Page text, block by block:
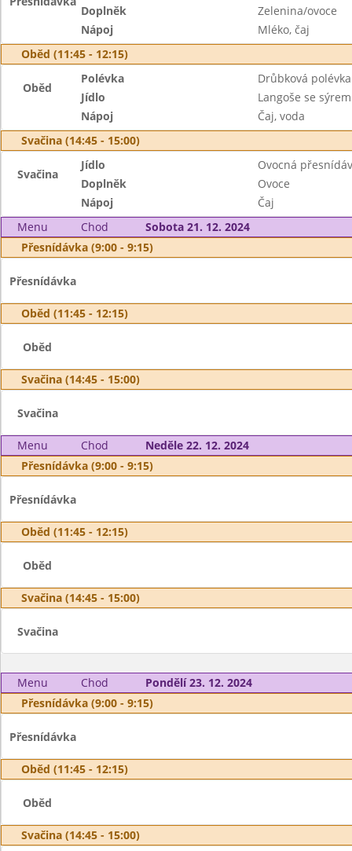
Doplněk
Zelenina/ovoce
Nápoj
Mléko, čaj
Oběd (11:45 - 12:15)
Oběd
Polévka
Drůbková polévka
Jídlo
Langoše se sýrem
Nápoj
Čaj, voda
Svačina (14:45 - 15:00)
Svačina
Jídlo
Ovocná
Doplněk
Ovoce
Nápoj
Čaj
Menu
Chod
Sobota 21. 12. 2024
Přesnídávka (9:00 - 9:15)
Přesnídávka
Oběd (11:45 - 12:15)
Oběd
Svačina (14:45 - 15:00)
Svačina
Menu Chod
Neděle 22. 12. 2024
Přesnídávka (9:00 - 9:15)
Přesnídávka
Oběd (11:45 - 12:15)
Oběd
Svačina (14:45 - 15:00)
Svačina
Menu Chod
Pondělí 23. 12. 2024
Přesnídávka (9:00 - 9:15)
Přesnídávka
Oběd (11:45 - 12:15)
Oběd
Svačina (14:45 - 15:00)